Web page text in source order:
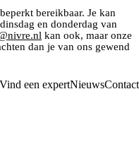
bereikbaar. Je kan
en donderdag van
kan ook, maar onze
dan je van ons gewend
Vind een expertNieuwsContact